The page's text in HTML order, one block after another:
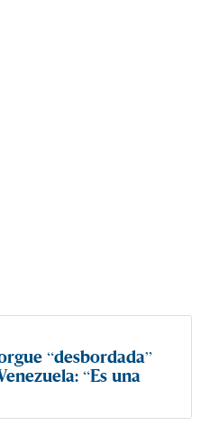
“desbordada”
“Es una